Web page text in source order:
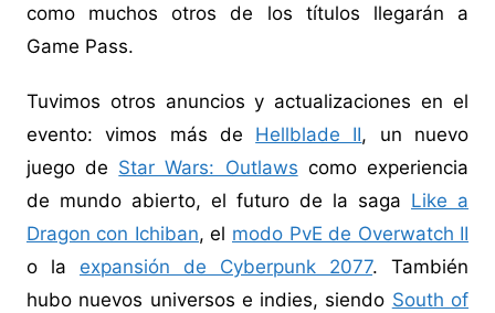
como muchos otros de los títulos llegarán a
Game Pass.
Tuvimos otros anuncios y actualizaciones en el
evento: vimos más de Hellblade II, un nuevo
juego de Star Wars: Outlaws como experiencia
de mundo abierto, el futuro de la saga Like a
Dragon con Ichiban, el modo PvE de Overwatch II
o la expansión de Cyberpunk 2077. También
hubo nuevos universos e indies, siendo South of